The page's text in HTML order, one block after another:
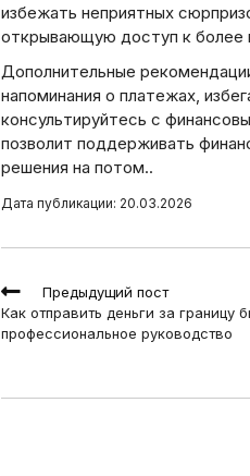
избежать неприятных
открывающую доступ к
Дополнительные
напоминания о платежах,
консультируйтесь с
позволит поддерживать
решения на потом..
Дата публикации: 20.03.2026
Read
more
articles
Предыдущий пост
Как отправить деньги за границу
профессиональное руководство